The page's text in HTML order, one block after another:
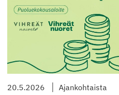
20.5.2026 Ajankohtaista